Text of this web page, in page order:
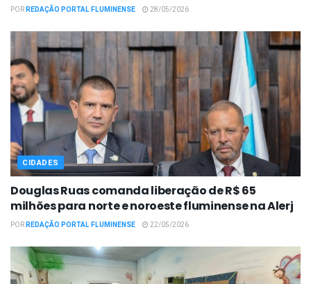
PORREDAÇÃO PORTAL FLUMINENSE 28/05/2026
CIDADES
Douglas Ruas comanda liberação de R$ 65
milhões para norte e noroeste fluminense na Alerj
PORREDAÇÃO PORTAL FLUMINENSE 22/05/2026